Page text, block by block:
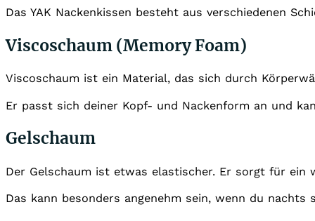
Das YAK Nackenkissen besteht aus verschiedenen
Viscoschaum (Memory Foam)
Viscoschaum ist ein Material, das sich durch
Er passt sich deiner Kopf- und Nackenform an und
Gelschaum
Der Gelschaum ist etwas elastischer. Er sorgt für ein
Das kann besonders angenehm sein, wenn du nachts